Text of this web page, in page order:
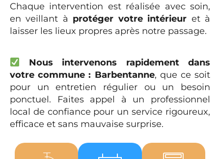
Chaque intervention est réalisée avec soin,
en veillant à protéger votre intérieur et à
laisser les lieux propres après notre passage.
Nous intervenons rapidement dans
votre commune : Barbentanne, que ce soit
pour un entretien régulier ou un besoin
ponctuel. Faites appel à un professionnel
local de confiance pour un service rigoureux,
efficace et sans mauvaise surprise.